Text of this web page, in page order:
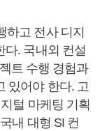
하고 전사 디지
다. 국내외 컨설
트 수행 경험과
있어야 한다. 고
털 마케팅 기획
내 대형 SI 컨